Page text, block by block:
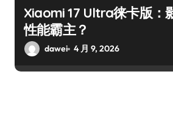
Xiaomi 17 Ultra徕卡版：
性能霸主？
dawei 4 月 9, 2026